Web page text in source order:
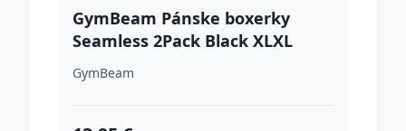
GymBeam Pánske boxerky
Seamless 2Pack Black XLXL
GymBeam